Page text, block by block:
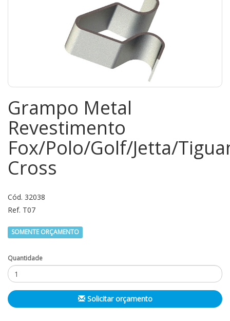
Grampo Metal
Revestimento
Fox/Polo/Golf/Jetta/
Cross
Cód. 32038
Ref. T07
SOMENTE ORÇAMENTO
Quantidade
Solicitar orçamento